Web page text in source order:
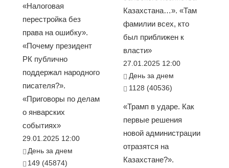
«Налоговая
перестройка без
права на ошибку».
«Почему президент
РК публично
поддержал народного
писателя?».
«Приговоры по делам
о январских
событиях»
29.01.2025 12:00
День за днем
149 (45874)
Казахстана…». «Там
фамилии всех, кто
был приближен к
власти»
27.01.2025 12:00
День за днем
1128 (40536)
«Трамп в ударе. Как
первые решения
новой администрации
отразятся на
Казахстане?».